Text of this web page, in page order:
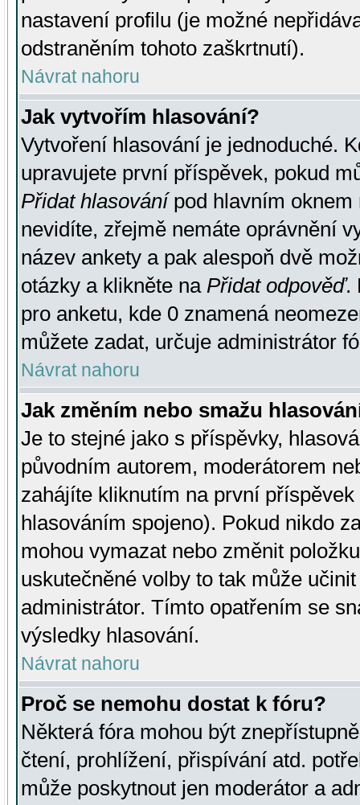
nastavení profilu (je možné
odstraněním tohoto zaškrtnutí).
Návrat nahoru
Jak vytvořím hlasování?
Vytvoření hlasování je jednoduché.
upravujete první příspěvek, pokud
Přidat hlasovánípod hlavním oknem
nevidíte, zřejmě nemáte oprávnění
název ankety a pak alespoň dvě
otázky a klikněte na Přidat odpověď.
pro anketu, kde 0 znamená
můžete zadat, určuje administrátor
Návrat nahoru
Jak změním nebo smažu
Je to stejné jako s příspěvky,
původním autorem, moderátorem
zahájíte kliknutím na první
hlasováním spojeno). Pokud nikdo
mohou vymazat nebo změnit
uskutečněné volby to tak může
administrátor. Tímto opatřením se
výsledky hlasování.
Návrat nahoru
Proč se nemohu dostat k fóru?
Některá fóra mohou být
čtení, prohlížení, přispívání atd.
může poskytnout jen moderátor a